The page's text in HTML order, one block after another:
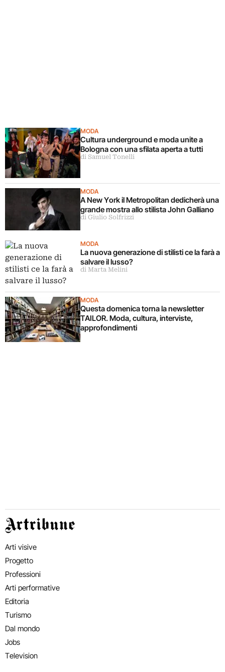
MODA
Cultura underground e moda unite a
Bologna con una sfilata aperta a tutti
di Samuel Tonelli
MODA
A New York il Metropolitan dedicherà una
grande mostra allo stilista John Galliano
di Giulio Solfrizzi
MODA
La nuova generazione di stilisti ce la farà a
salvare il lusso?
di Marta Melini
MODA
Questa domenica torna la newsletter
TAILOR. Moda, cultura, interviste,
approfondimenti
Artribune
Arti visive
Progetto
Professioni
Arti performative
Editoria
Turismo
Dal mondo
Jobs
Television